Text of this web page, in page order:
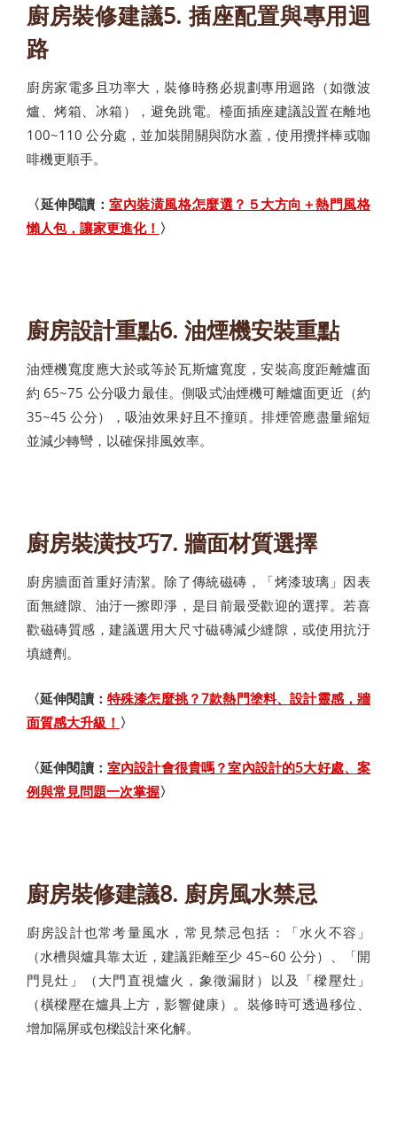
廚房裝修建議5. 插座配置與專用迴
路
廚房家電多且功率大，裝修時務必規劃專用迴路（如微波
爐、烤箱、冰箱），避免跳電。檯面插座建議設置在離地
100~110 公分處，並加裝開關與防水蓋，使用攪拌棒或咖
啡機更順手。
〈延伸閱讀：室內裝潢風格怎麼選？５大方向＋熱門風格
懶人包，讓家更進化！ 〉
廚房設計重點6. 油煙機安裝重點
油煙機寬度應大於或等於瓦斯爐寬度，安裝高度距離爐面
約 65~75 公分吸力最佳。側吸式油煙機可離爐面更近（約
35~45 公分），吸油效果好且不撞頭。排煙管應盡量縮短
並減少轉彎，以確保排風效率。
廚房裝潢技巧7. 牆面材質選擇
廚房牆面首重好清潔。除了傳統磁磚，「烤漆玻璃」因表
面無縫隙、油汙一擦即淨，是目前最受歡迎的選擇。若喜
歡磁磚質感，建議選用大尺寸磁磚減少縫隙，或使用抗汙
填縫劑。
〈延伸閱讀： 特殊漆怎麼挑？7款熱門塗料、設計靈感，牆
面質感大升級！ 〉
〈延伸閱讀： 室內設計會很貴嗎？室內設計的5大好處、案
例與常見問題一次掌握〉
廚房裝修建議8. 廚房風水禁忌
廚房設計也常考量風水，常見禁忌包括：「水火不容」
（水槽與爐具靠太近，建議距離至少 45~60 公分）、「開
門見灶」（大門直視爐火，象徵漏財）以及「樑壓灶」
（橫樑壓在爐具上方，影響健康）。裝修時可透過移位、
增加隔屏或包樑設計來化解。